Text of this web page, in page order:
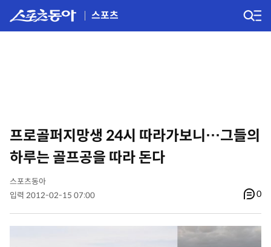
스포츠
프로골퍼지망생 24시 따라가보니…그들의
하루는 골프공을 따라 돈다
스포츠동아
입력 2012-02-15 07:00
0